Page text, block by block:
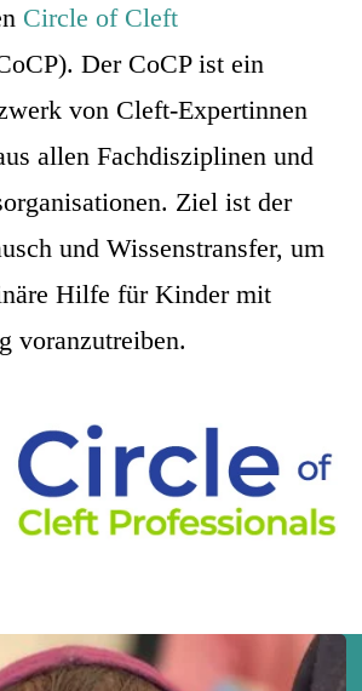
Circle of Cleft
Der CoCP ist ein
von Cleft-Expertinnen
allen Fachdisziplinen und
Ziel ist der
und Wissenstransfer, um
Hilfe für Kinder mit
voranzutreiben.